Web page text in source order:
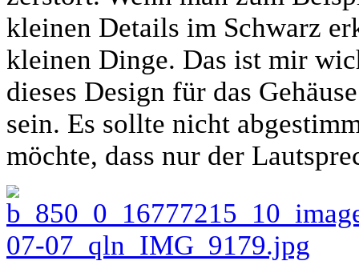
kleinen Details im Schwarz
kleinen Dinge. Das ist mir
dieses Design für das
sein. Es sollte nicht
möchte, dass nur der